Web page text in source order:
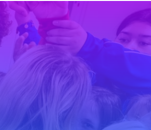
D4EA - Dance fore Eco-
Anxiety
Ung kulturambassadör
för Finland
DanceMe UP 2019-2022
Sri Lanka - kultur utbyte
Hör min röst och se